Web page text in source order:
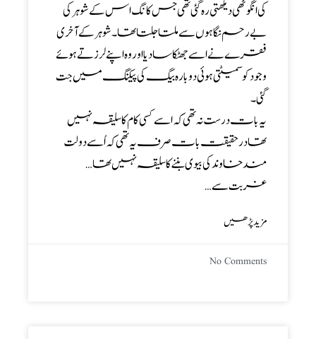
کی انگوٹھی دیکھتی رہ گئی تھی جس کا نگ اس کے شوہر کی
بے رحم نگاہوں سے ملتا جلتا تھا۔ شوہر کے آخری
فقرے نے اسے جھٹکا سا دیا اور وہ اپنے لرزتے ہوئے
وجود کو سمیٹتی ہوئی دوبارہ بیگ کی پیکنگ میں جت
گئی۔
یہ بات درست نہ تھی کہ اسے کسی کام کا سلیقہ نہیں
تھا درحقیقت بات صرف یہ تھی کہ اُسے دولت
مند خاوند کی بیوی بننے کا سلیقہ نہیں تھا …
غربت سے…
مزید پڑھیں
No Comments